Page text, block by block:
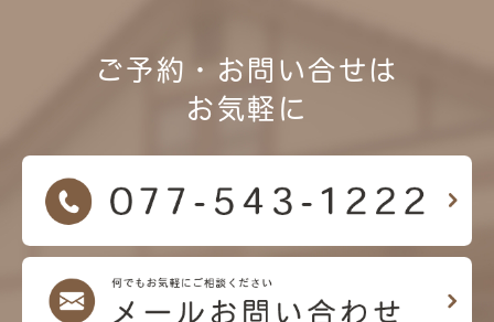
ご予約・お問い合せは
お気軽に